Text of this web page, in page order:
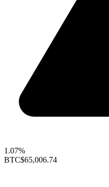
1.07%
BTC$65,006.74